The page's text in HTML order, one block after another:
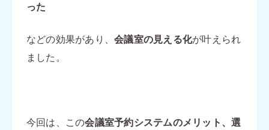
った
などの効果があり、会議室の見える化が叶えられ
ました。
今回は、この会議室予約システムのメリット、選